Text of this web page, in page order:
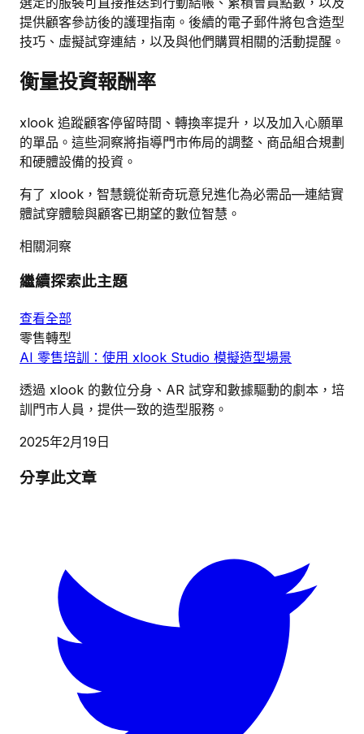
提供顧客參訪後的護理指南。後續的電子郵件將包含造型
技巧、虛擬試穿連結，以及與他們購買相關的活動提醒。
衡量投資報酬率
xlook 追蹤顧客停留時間、轉換率提升，以及加入心願單
的單品。這些洞察將指導門市佈局的調整、商品組合規劃
和硬體設備的投資。
有了 xlook，智慧鏡從新奇玩意兒進化為必需品—連結實
體試穿體驗與顧客已期望的數位智慧。
相關洞察
繼續探索此主題
查看全部
零售轉型
AI 零售培訓：使用 xlook Studio 模擬造型場景
透過 xlook 的數位分身、AR 試穿和數據驅動的劇本，培
訓門市人員，提供一致的造型服務。
2025年2月19日
分享此文章